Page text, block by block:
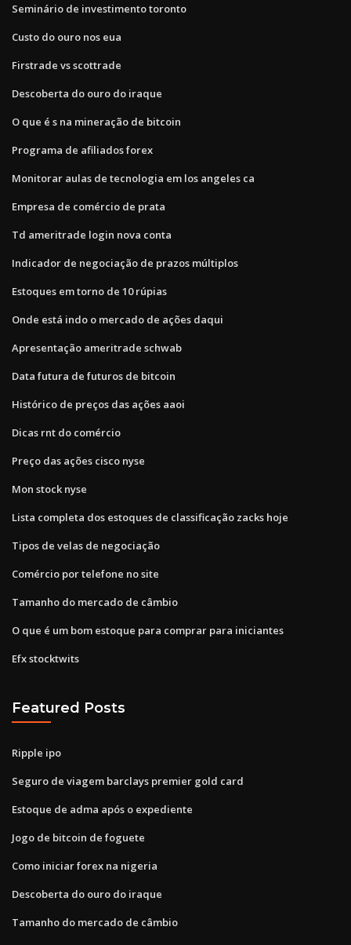
Seminário de investimento toronto
Custo do ouro nos eua
Firstrade vs scottrade
Descoberta do ouro do iraque
O que é s na mineração de bitcoin
Programa de afiliados forex
Monitorar aulas de tecnologia em los angeles ca
Empresa de comércio de prata
Td ameritrade login nova conta
Indicador de negociação de prazos múltiplos
Estoques em torno de 10 rúpias
Onde está indo o mercado de ações daqui
Apresentação ameritrade schwab
Data futura de futuros de bitcoin
Histórico de preços das ações aaoi
Dicas rnt do comércio
Preço das ações cisco nyse
Mon stock nyse
Lista completa dos estoques de classificação zacks hoje
Tipos de velas de negociação
Comércio por telefone no site
Tamanho do mercado de câmbio
O que é um bom estoque para comprar para iniciantes
Efx stocktwits
Featured Posts
Ripple ipo
Seguro de viagem barclays premier gold card
Estoque de adma após o expediente
Jogo de bitcoin de foguete
Como iniciar forex na nigeria
Descoberta do ouro do iraque
Tamanho do mercado de câmbio